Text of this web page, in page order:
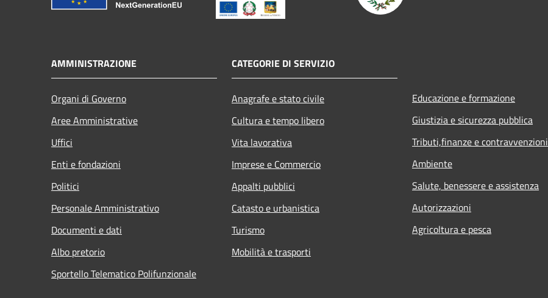
AMMINISTRAZIONE
Organi di Governo
Aree Amministrative
Uffici
Enti e fondazioni
Politici
Personale Amministrativo
Documenti e dati
Albo pretorio
Sportello Telematico Polifunzionale
CATEGORIE DI SERVIZIO
Anagrafe e stato civile
Cultura e tempo libero
Vita lavorativa
Imprese e Commercio
Appalti pubblici
Catasto e urbanistica
Turismo
Mobilità e trasporti
Educazione e formazione
Giustizia e sicurezza pubblica
Tributi,finanze e contravvenzioni
Ambiente
Salute, benessere e assistenza
Autorizzazioni
Agricoltura e pesca